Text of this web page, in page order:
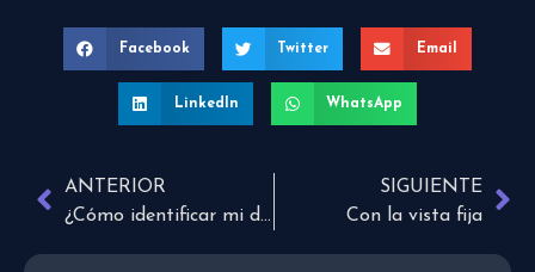
Facebook Twitter Email
LinkedIn WhatsApp
ANTERIOR
¿Cómo identificar mi don espiritual?
SIGUIENTE
Con la vista fija